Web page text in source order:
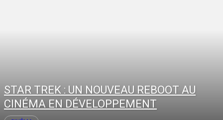
STAR TREK : UN NOUVEAU REBOOT AU
CINÉMA EN DÉVELOPPEMENT